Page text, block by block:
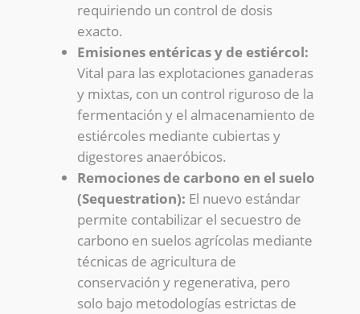
requiriendo un control de dosis
exacto.
Emisiones entéricas y de estiércol:
Vital para las explotaciones ganaderas
y mixtas, con un control riguroso de la
fermentación y el almacenamiento de
estiércoles mediante cubiertas y
digestores anaeróbicos.
Remociones de carbono en el suelo
(Sequestration): El nuevo estándar
permite contabilizar el secuestro de
carbono en suelos agrícolas mediante
técnicas de agricultura de
conservación y regenerativa, pero
solo bajo metodologías estrictas de